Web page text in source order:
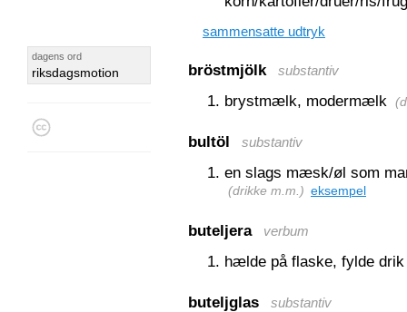
dagens ord
riksdagsmotion
sammensatte udtryk
bröstmjölk substantiv
brystmælk, modermælk (
bultöl substantiv
en slags mæsk/øl som
(drikke m.m. ) eksempel
buteljera verbum
hælde på flaske, fylde
buteljglas substantiv